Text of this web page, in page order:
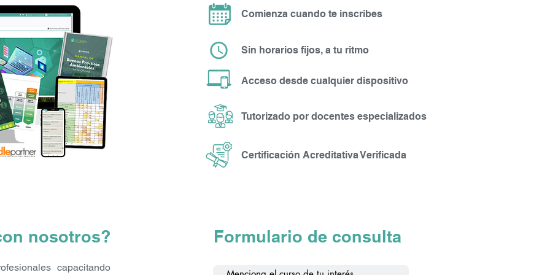
se aprueba con un mínimo de 6 puntos y posee dos instancias de recuperación.
durante el curso?
cuenta con profesionales especializados que guiarán al alumnado en la realización de los
dificultadas que se pudieran plantear. A través del Campus Virtual, el alumno dispondrá de
un sistema de comunicación directa con su tutor favoreciendo un intercambio dinámico y
cursar en cualquier momento?
horarios fijos de cursado. Podrás cursar en todo momento e ingresar para realizar las
las lecturas cuando desees.
y casos reales para analizar y debatir con otros alumnos, poniendo en práctica los
nosotros?
capacitando
Sin horarios fijos, a tu ritmo
Tutorizado por docentes especializados
Comienza cuando te inscribes
Acceso desde cualquier dispositivo
Certificación Acreditativa Verificada
Formulario de consulta